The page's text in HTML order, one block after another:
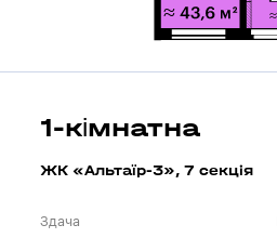
1-кімнатна
ЖК «Альтаїр-3», 7 секцiя
Здача